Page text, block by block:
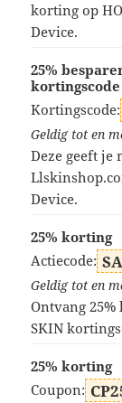
korting op
Device.
25%
kortingscode
Kortingscode:
Geldig tot en
Deze geeft
Device.
25% korting
Actiecode:
Geldig tot en
Ontvang
SKIN
25% korting
Coupon: